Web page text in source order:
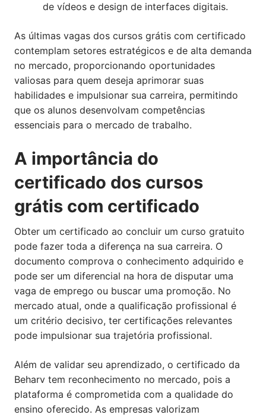
de vídeos e design de interfaces digitais.
As últimas vagas dos cursos grátis com certificado
contemplam setores estratégicos e de alta demanda
no mercado, proporcionando oportunidades
valiosas para quem deseja aprimorar suas
habilidades e impulsionar sua carreira, permitindo
que os alunos desenvolvam competências
essenciais para o mercado de trabalho.
A importância do
certificado dos cursos
grátis com certificado
Obter um certificado ao concluir um curso gratuito
pode fazer toda a diferença na sua carreira. O
documento comprova o conhecimento adquirido e
pode ser um diferencial na hora de disputar uma
vaga de emprego ou buscar uma promoção. No
mercado atual, onde a qualificação profissional é
um critério decisivo, ter certificações relevantes
pode impulsionar sua trajetória profissional.
Além de validar seu aprendizado, o certificado da
Beharv tem reconhecimento no mercado, pois a
plataforma é comprometida com a qualidade do
ensino oferecido. As empresas valorizam